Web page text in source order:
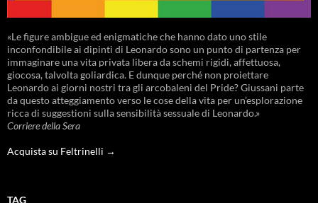
«Le figure ambigue ed enigmatiche che hanno dato uno stile
inconfondibile ai dipinti di Leonardo sono un punto di partenza per
immaginare una vita privata libera da schemi rigidi, affettuosa,
giocosa, talvolta goliardica. E dunque perché non proiettare
Leonardo ai giorni nostri tra gli arcobaleni del Pride? Giussani parte
da questo atteggiamento verso le cose della vita per un’esplorazione
ricca di suggestioni sulla sensibilità sessuale di Leonardo.»
Corriere della Sera
Acquista su Feltrinelli →
TAG